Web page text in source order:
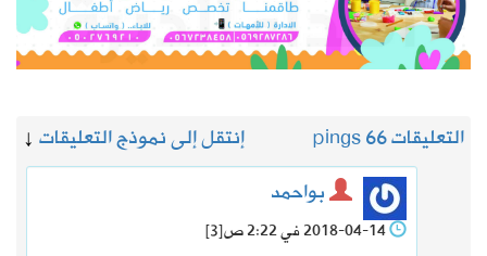
التعليقات 6 6 pings إنتقل إلى نموذج التعليقات ↓
بواحمد
[3]